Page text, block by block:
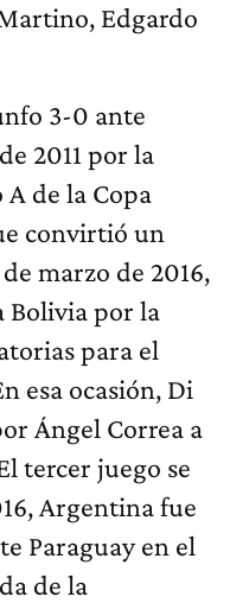
Edgardo
3-0 ante
2011 por la
de la Copa
convirtió un
marzo de 2016,
Bolivia por la
para el
esa ocasión, Di
Ángel Correa a
tercer juego se
Argentina fue
Paraguay en el
de la